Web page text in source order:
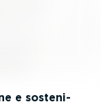
e soste­ni­